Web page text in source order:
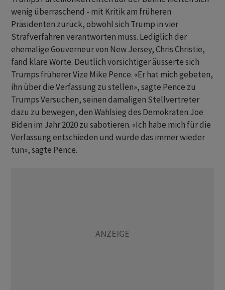
wenig überraschend - mit Kritik am früheren
Präsidenten zurück, obwohl sich Trump in vier
Strafverfahren verantworten muss. Lediglich der
ehemalige Gouverneur von New Jersey, Chris Christie,
fand klare Worte. Deutlich vorsichtiger äusserte sich
Trumps früherer Vize Mike Pence. «Er hat mich gebeten,
ihn über die Verfassung zu stellen», sagte Pence zu
Trumps Versuchen, seinen damaligen Stellvertreter
dazu zu bewegen, den Wahlsieg des Demokraten Joe
Biden im Jahr 2020 zu sabotieren. «Ich habe mich für die
Verfassung entschieden und würde das immer wieder
tun», sagte Pence.